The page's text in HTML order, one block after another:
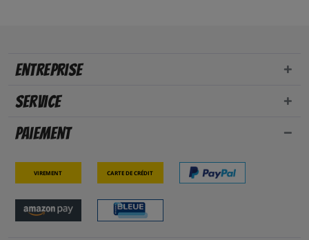
Entreprise
Service
Paiement
Virement Carte de crédit